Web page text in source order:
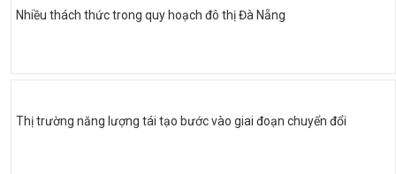
Nhiều thách thức trong quy hoạch đô thị Đà Nẵng
Thị trường năng lượng tái tạo bước vào giai đoạn chuyển đổi